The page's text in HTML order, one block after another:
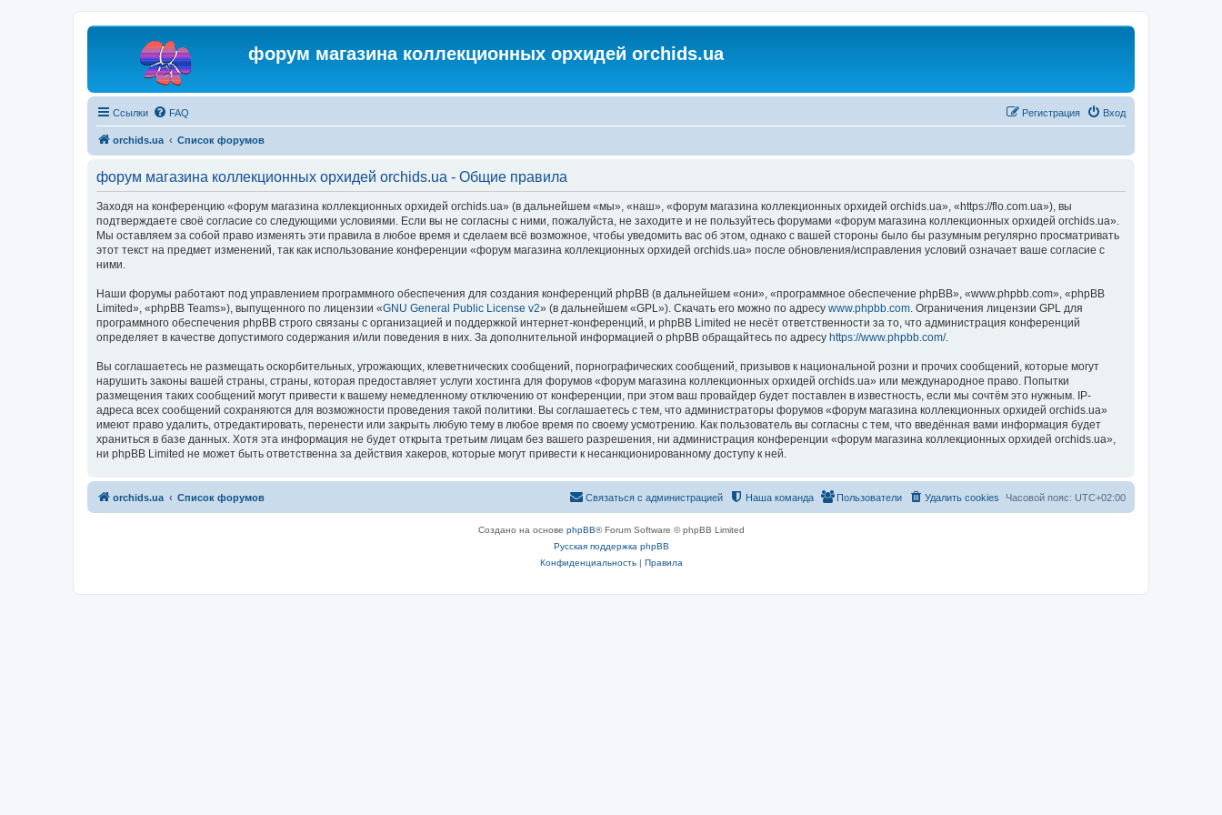
форум магазина коллекционных орхидей orchids.ua
Ссылки FAQ Вход
Регистрация
orchids.ua Список форумов
форум магазина коллекционных орхидей orchids.ua - Общие правила
Заходя на конференцию «форум магазина коллекционных орхидей orchids.ua» (в дальнейшем «мы», «наш», «форум магазина коллекционных орхидей orchids.ua», «https://flo.com.ua»), вы
подтверждаете своё согласие со следующими условиями. Если вы не согласны с ними, пожалуйста, не заходите и не пользуйтесь форумами «форум магазина коллекционных орхидей orchids.ua».
Мы оставляем за собой право изменять эти правила в любое время и сделаем всё возможное, чтобы уведомить вас об этом, однако с вашей стороны было бы разумным регулярно просматривать
этот текст на предмет изменений, так как использование конференции «форум магазина коллекционных орхидей orchids.ua» после обновления/исправления условий означает ваше согласие с
ними.
Наши форумы работают под управлением программного обеспечения для создания конференций phpBB (в дальнейшем «они», «программное обеспечение phpBB», «www.phpbb.com», «phpBB
Limited», «phpBB Teams»), выпущенного по лицензии «GNU General Public License v2» (в дальнейшем «GPL»). Скачать его можно по адресу www.phpbb.com. Ограничения лицензии GPL для
программного обеспечения phpBB строго связаны с организацией и поддержкой интернет-конференций, и phpBB Limited не несёт ответственности за то, что администрация конференций
определяет в качестве допустимого содержания и/или поведения в них. За дополнительной информацией о phpBB обращайтесь по адресу https://www.phpbb.com/.
Вы соглашаетесь не размещать оскорбительных, угрожающих, клеветнических сообщений, порнографических сообщений, призывов к национальной розни и прочих сообщений, которые могут
нарушить законы вашей страны, страны, которая предоставляет услуги хостинга для форумов «форум магазина коллекционных орхидей orchids.ua» или международное право. Попытки
размещения таких сообщений могут привести к вашему немедленному отключению от конференции, при этом ваш провайдер будет поставлен в известность, если мы сочтём это нужным. IP-
адреса всех сообщений сохраняются для возможности проведения такой политики. Вы соглашаетесь с тем, что администраторы форумов «форум магазина коллекционных орхидей orchids.ua»
имеют право удалить, отредактировать, перенести или закрыть любую тему в любое время по своему усмотрению. Как пользователь вы согласны с тем, что введённая вами информация будет
храниться в базе данных. Хотя эта информация не будет открыта третьим лицам без вашего разрешения, ни администрация конференции «форум магазина коллекционных орхидей orchids.ua»,
ни phpBB Limited не может быть ответственна за действия хакеров, которые могут привести к несанкционированному доступу к ней.
orchids.ua Список форумов Часовой пояс: UTC+02:00
Удалить cookies
Пользователи
Наша команда
Связаться с администрацией
Создано на основе phpBB® Forum Software © phpBB Limited
Русская поддержка phpBB
Конфиденциальность| Правила